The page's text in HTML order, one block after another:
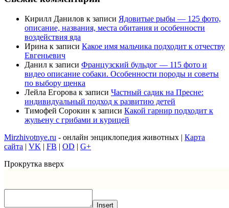
Кирилл Данилов к записи Ядовитые рыбы — 125 фото,
описание, названия, места обитания и особенности
воздействия яда
Ирина к записи Какое имя мальчика подходит к отчеству
Евгеньевич
Данил к записи Французский бульдог — 115 фото и
видео описание собаки. Особенности породы и советы
по выбору щенка
Лейла Егорова к записи Частный садик на Пресне:
индивидуальный подход к развитию детей
Тимофей Сорокин к записи Какой гарнир подходит к
жульену с грибами и курицей
Mirzhivotnye.ru - онлайн энциклопедия животных | Карта
сайта | VK | FB | OD | G+
Прокрутка вверх
Insert